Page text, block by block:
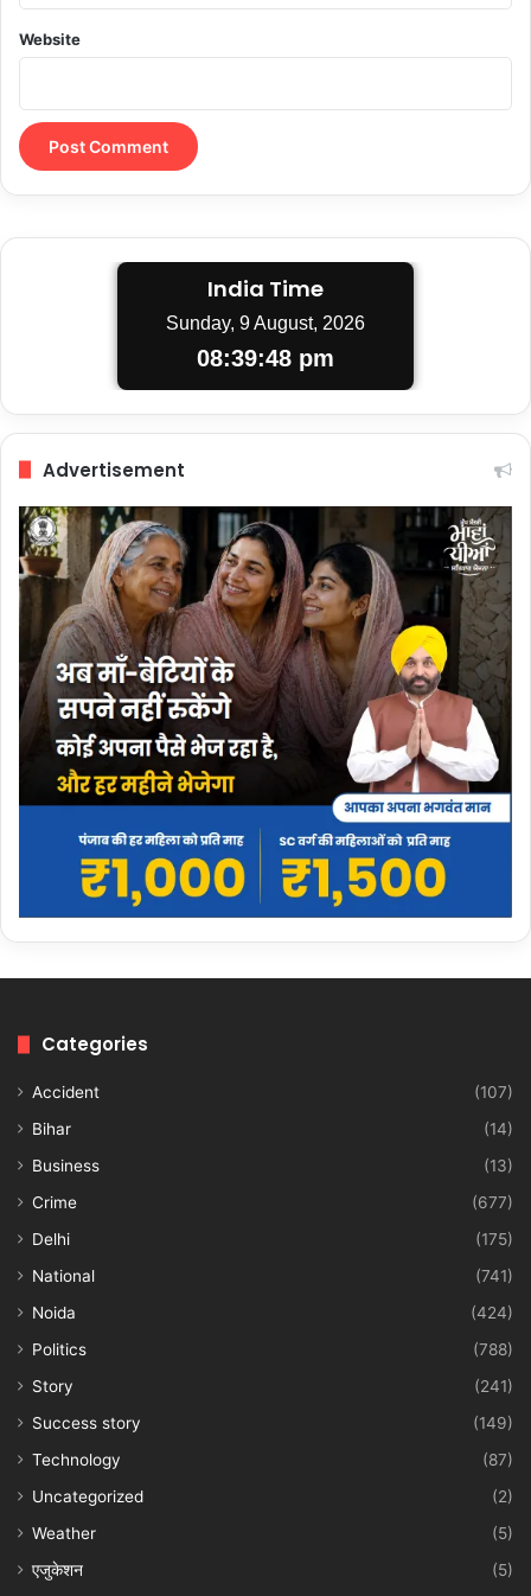
Website
India Time
Sunday, 9 August, 2026
08:39:49 pm
Advertisement
Categories
Accident
(107)
Bihar
(14)
Business
(13)
Crime
(677)
Delhi
(175)
National
(741)
Noida
(424)
Politics
(788)
Story
(241)
Success story
(149)
Technology
(87)
Uncategorized
(2)
Weather
(5)
एजुकेशन
(5)